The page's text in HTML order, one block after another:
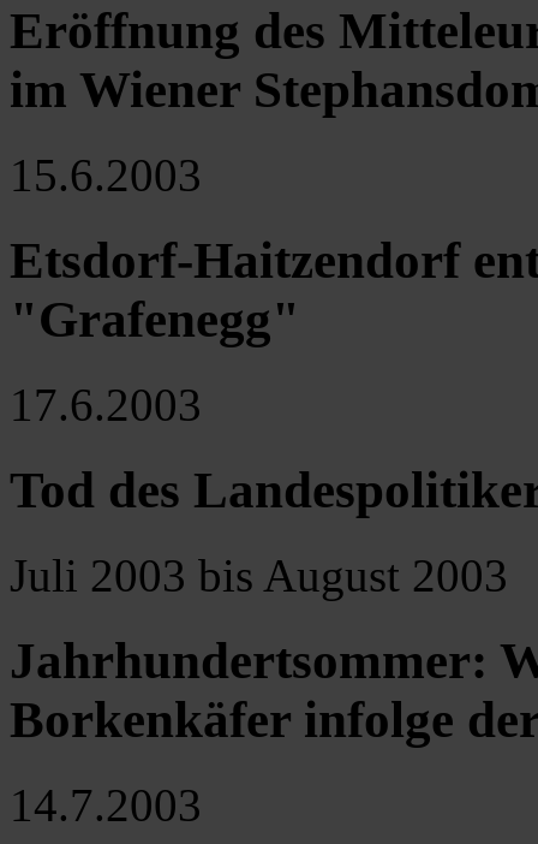
Eröffnung des
im Wiener
15.6.2003
Etsdorf-Haitzendorf
"Grafenegg"
17.6.2003
Tod des
Juli 2003 bis August 2003
Jahrhundertsommer:
Borkenkäfer infolge
14.7.2003